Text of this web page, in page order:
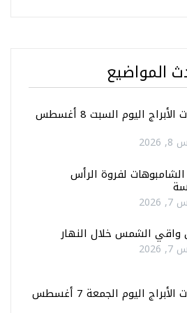
المواضيع
توقعـات الأبراج اليوم السبت 8 أغسطس
لفروة الرأس
واقي الشمس خلال النهار
توقعـات الأبراج اليوم الجمعة 7 أغسطس